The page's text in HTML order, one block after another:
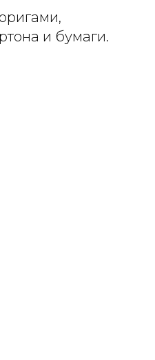
и бумаги.